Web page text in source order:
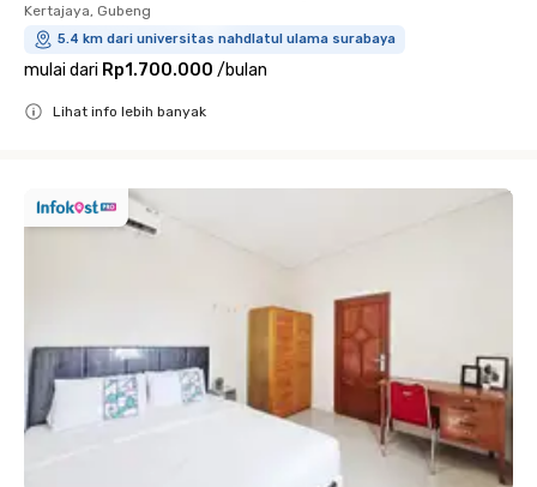
Kertajaya, Gubeng
5.4 km dari universitas nahdlatul ulama surabaya
mulai dari Rp1.700.000 /bulan
Lihat info lebih banyak